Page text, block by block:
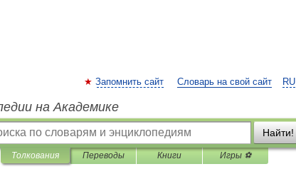
RU
Запомнить сайт Словарь на свой сайт
на Академике
Найти!
Толкования Переводы Книги Игры ⚽